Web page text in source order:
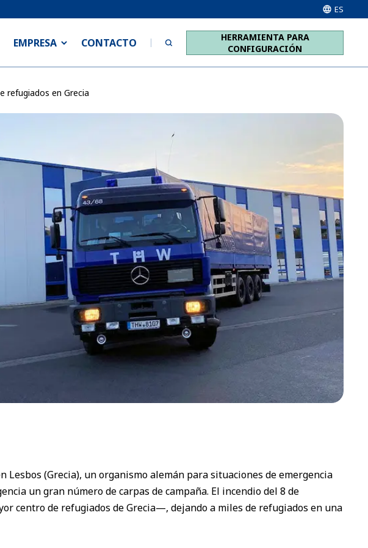
ES
EMPRESA CONTACTO
HERRAMIENTA PARA
CONFIGURACIÓN
refugiados en Grecia
(Grecia), un organismo alemán para situaciones de emergencia
un gran número de carpas de campaña. El incendio del 8 de
centro de refugiados de Grecia—, dejando a miles de refugiados en una